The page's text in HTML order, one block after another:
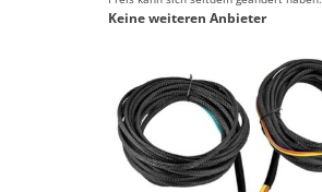
Keine weiteren Anbieter